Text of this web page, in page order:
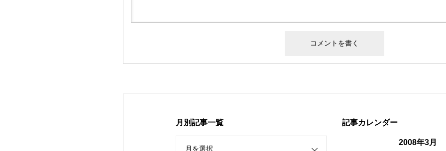
月別記事一覧
月を選択
記事カレンダー
2008年3月